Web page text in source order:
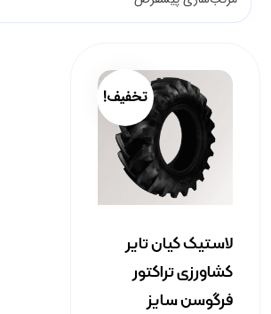
لاستیک کیان تایر
کشاورزی تراکتور
فرگوسن سایز
تخفیف!